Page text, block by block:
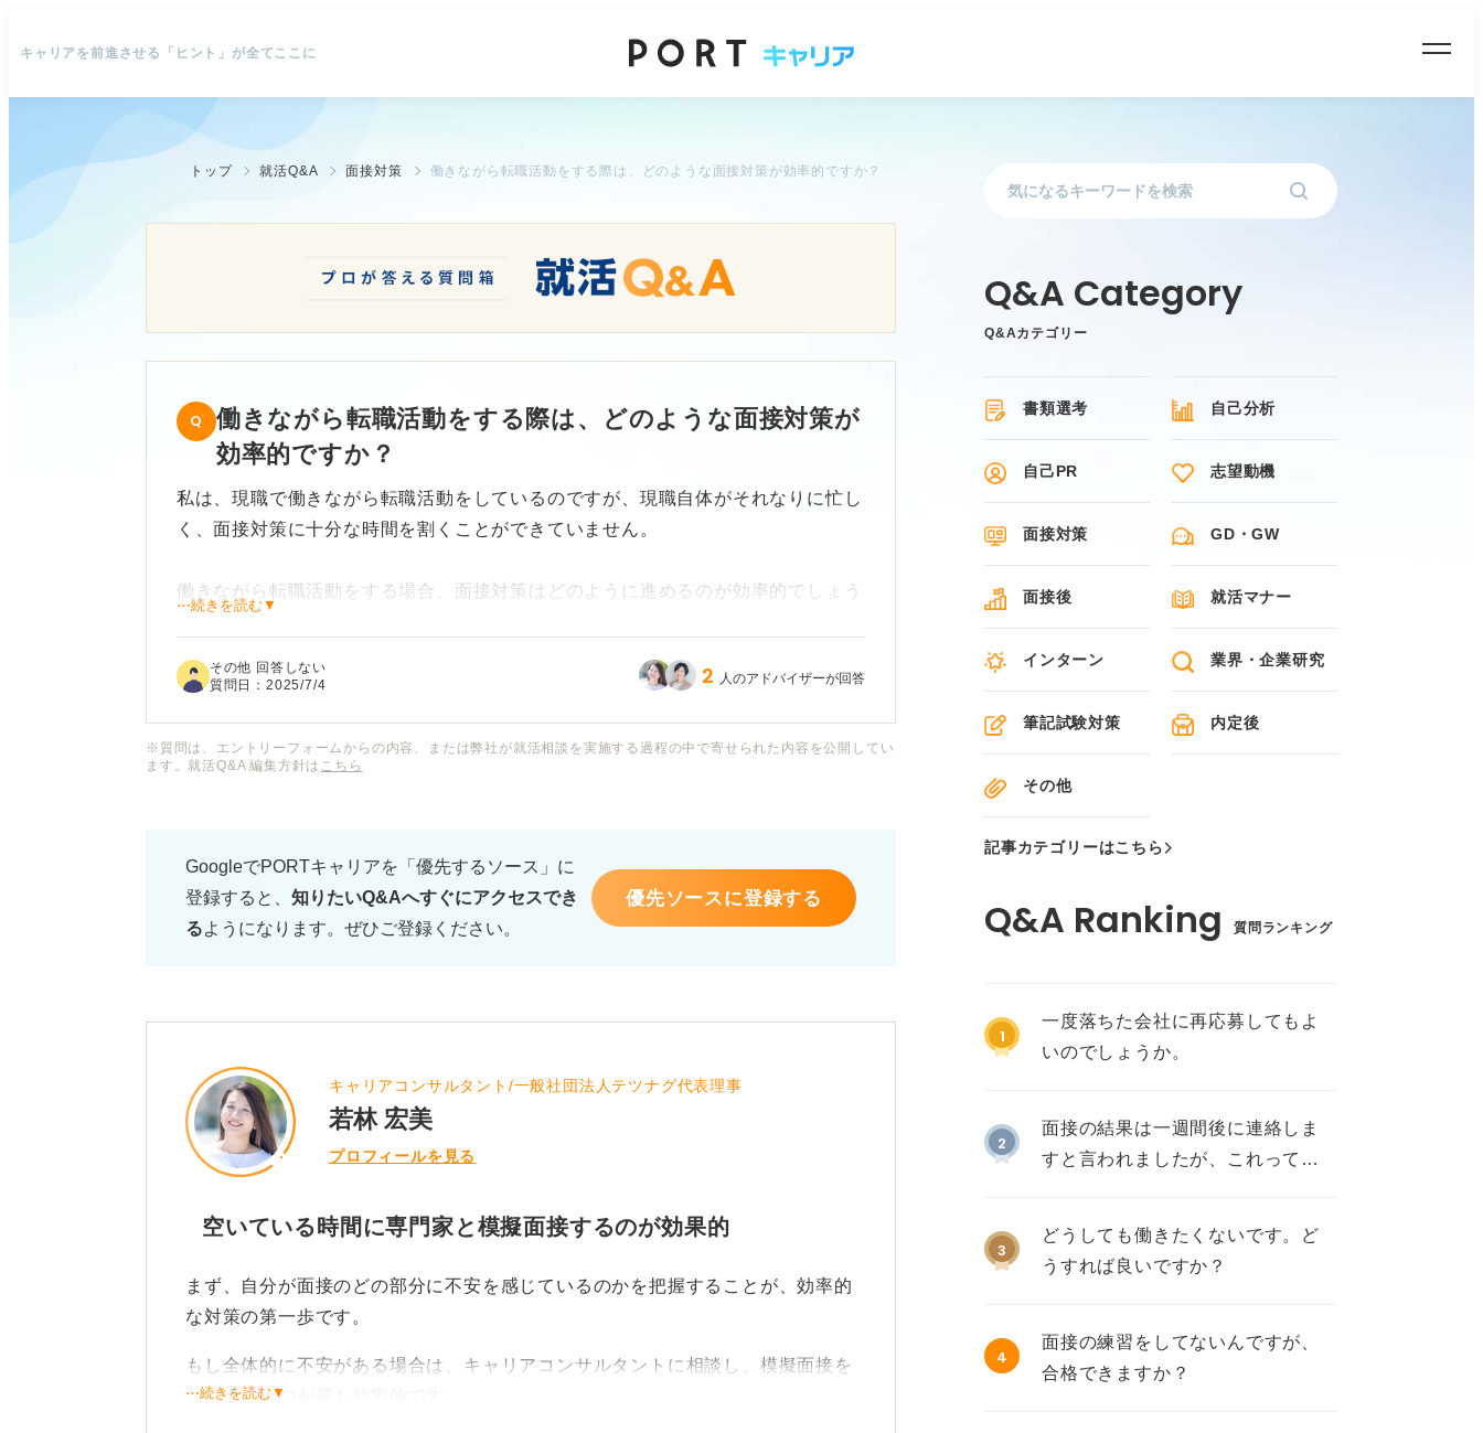
キャリアを前進させる「ヒント」が全てここに
トップ 就活Q&A 面接対策 働きながら転職活動をする際は、どのような面接対策が効率的ですか？
働きながら転職活動をする際は、どのような面接対策が
効率的ですか？
私は、現職で働きながら転職活動をしているのですが、現職自体がそれなりに忙し
く、面接対策に十分な時間を割くことができていません。
働きながら転職活動をする場合、面接対策はどのように進めるのが効率的でしょう
日中は業務があり、面接対策のための時間確保が難しいと感じています。転職先の
働きながらでも効果的に面接対策を進めるための具体的な方法や、時間管理のコツ
についても参考にさせていただけないでしょうか？
⋯続きを読む▼
その他 回答しない
質問日：2025/7/4 2 人のアドバイザーが回答
※質問は、エントリーフォームからの内容、または弊社が就活相談を実施する過程の中で寄せられた内容を公開してい
ます。就活Q&A 編集方針は こちら
GoogleでPORTキャリアを「優先するソース」に
登録すると、 知りたいQ&Aへすぐにアクセスでき
るようになります。ぜひご登録ください。
優先ソースに登録する
キャリアコンサルタント/一般社団法人テツナグ代表理事
若林 宏美
プロフィールを見る
空いている時間に専門家と模擬面接するのが効果的
まず、自分が面接のどの部分に不安を感じているのかを把握することが、効率的
な対策の第一歩です。
もし全体的に不安がある場合は、キャリアコンサルタントに相談し、模擬面接を
してもらうのが最も効率的です。
⋯続きを読む▼
Q&Aカテゴリー
書類選考 自己分析
自己PR 志望動機
面接対策 GD・GW
面接後 就活マナー
インターン 業界・企業研究
筆記試験対策 内定後
その他
記事カテゴリーはこちら
質問ランキング
1
一度落ちた会社に再応募してもよ
いのでしょうか。
2
面接の結果は一週間後に連絡しま
すと言われましたが、これって不
3
どうしても働きたくないです。ど
うすれば良いですか？
4
面接の練習をしてないんですが、
合格できますか？